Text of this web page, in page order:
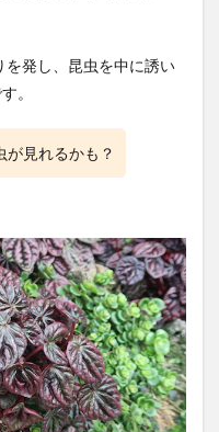
を発し、昆虫を中に誘い
。
が見れるかも？